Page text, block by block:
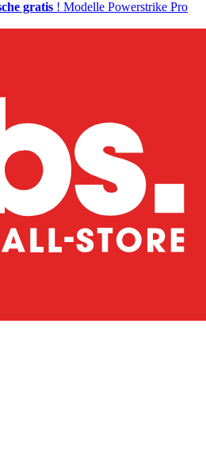
gratis ! Modelle Powerstrike Pro